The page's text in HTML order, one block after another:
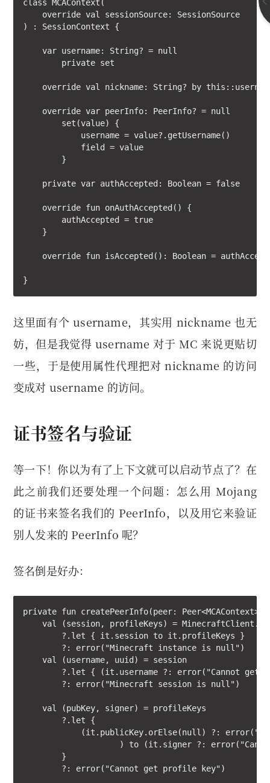
class MCAContext(
    override val sessionSource: SessionSource
) : SessionContext {
    var username: String? = null
        private set
override val nickname: String? by
    override var peerInfo: PeerInfo? = null
        set(value) {
            username = value?.getUsername()
            field = value
        }
    private var authAccepted: Boolean = false
    override fun onAuthAccepted() {
        authAccepted = true
    }
override fun isAccepted(): Boolean =
}
这里面有个 username，其实用 nickname 也无
妨，但是我觉得 username 对于 MC 来说更贴切
一些，于是使用属性代理把对 nickname 的访问
变成对 username 的访问。
证书签名与验证
等一下！你以为有了上下文就可以启动节点了？在
此之前我们还要处理一个问题：怎么用 Mojang
的证书来签名我们的 PeerInfo，以及用它来验证
别人发来的 PeerInfo 呢？
签名倒是好办：
private fun createPeerInfo(peer:
val (session, profileKeys) =
        ?.let { it.session to it.profileKeys }
        ?: error("Minecraft instance is null")
    val (username, uuid) = session
?.let { (it.username ?: error("Cannot get
        ?: error("Minecraft session is null")
    val (pubKey, signer) = profileKeys
        ?.let {
(it.publicKey.orElse(null) ?:
) to (it.signer ?:
        }
        ?: error("Cannot get profile key")